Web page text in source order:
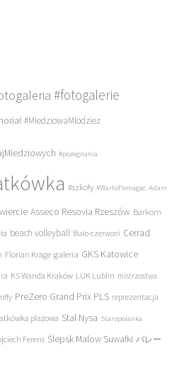
#fotogalerie
#MiedziowaMlodziez
#pożegnania
#szkoły #WartoPomagac Adam
Asseco Resovia Rzeszów Barkom
beach volleyball Biało-czerwoni Cerrad
Florian Krage galeria GKS Katowice
KS Wanda Kraków LUK Lublin mistrzostwa
PreZero Grand Prix PLS reprezentacja
plażowa Stal Nysa Staropolanka
Ferens Ślepsk Malow Suwałki バレー